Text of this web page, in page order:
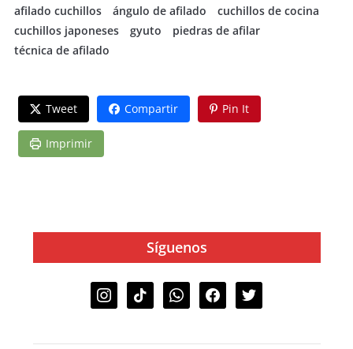
afilado cuchillos ángulo de afilado
cuchillos de cocina
cuchillos japoneses
gyuto
piedras de afilar
técnica de afilado
Tweet Compartir Pin It
Imprimir
Síguenos